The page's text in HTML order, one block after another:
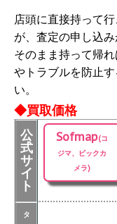
店頭に直接持って
が、査定の申し込
そのまま持って帰
やトラブルを防止
い。
◆買取価格
公
式
サ
イ
ト
Sofmap(コ
ジマ、ビックカ
メラ)
タ